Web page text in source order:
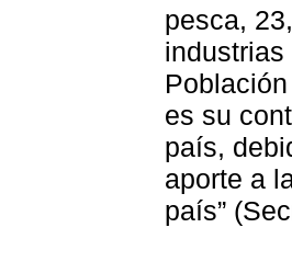
pesca,
industrias
es su
país,
aporte a
país”